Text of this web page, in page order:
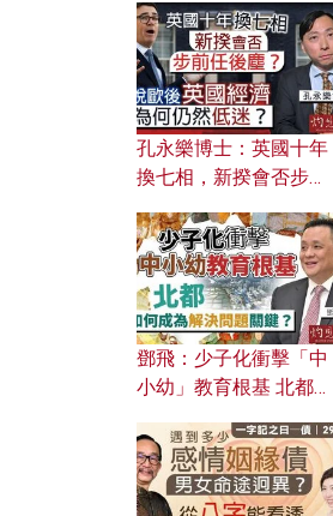
對付北約美國？
孔永樂博士：英國十年
換七相，新揆會否步前
濟為何仍然低迷？
鄧飛：少子化衝擊「中
小幼」教育根基 北都如